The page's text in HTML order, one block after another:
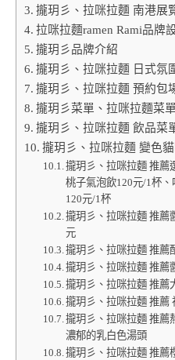
攏玥彡、拉咪拉麵 南港展
拉咪拉麵ramen Rami品牌
攏玥彡品牌介紹
攏玥彡、拉咪拉麵 日式氛
攏玥彡、拉咪拉麵 預約包
攏玥彡菜單、拉咪拉麵菜單
攏玥彡、拉咪拉麵 飲品菜
攏玥彡、拉咪拉麵 變色
攏玥彡、拉咪拉麵 推薦
桃子氣泡飲120元/1杯
120元/1杯
攏玥彡、拉咪拉麵 推薦
元
攏玥彡、拉咪拉麵 推薦
攏玥彡、拉咪拉麵 推薦
攏玥彡、拉咪拉麵 推薦
攏玥彡、拉咪拉麵 推薦
攏玥彡、拉咪拉麵 推薦
濃郁的乳白色湯頭
攏玥彡、拉咪拉麵 推薦